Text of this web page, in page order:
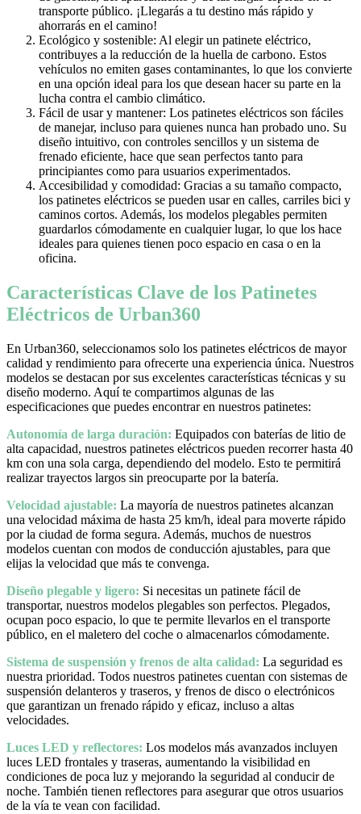
transporte público. ¡Llegarás a tu destino más rápido y
ahorrarás en el camino!
Ecológico y sostenible: Al elegir un patinete eléctrico,
contribuyes a la reducción de la huella de carbono. Estos
vehículos no emiten gases contaminantes, lo que los convierte
en una opción ideal para los que desean hacer su parte en la
lucha contra el cambio climático.
Fácil de usar y mantener: Los patinetes eléctricos son fáciles
de manejar, incluso para quienes nunca han probado uno. Su
diseño intuitivo, con controles sencillos y un sistema de
frenado eficiente, hace que sean perfectos tanto para
principiantes como para usuarios experimentados.
Accesibilidad y comodidad: Gracias a su tamaño compacto,
los patinetes eléctricos se pueden usar en calles, carriles bici y
caminos cortos. Además, los modelos plegables permiten
guardarlos cómodamente en cualquier lugar, lo que los hace
ideales para quienes tienen poco espacio en casa o en la
oficina.
Características Clave de los Patinetes
Eléctricos de Urban360
En Urban360, seleccionamos solo los patinetes eléctricos de mayor
calidad y rendimiento para ofrecerte una experiencia única. Nuestros
modelos se destacan por sus excelentes características técnicas y su
diseño moderno. Aquí te compartimos algunas de las
especificaciones que puedes encontrar en nuestros patinetes:
Autonomía de larga duración: Equipados con baterías de litio de
alta capacidad, nuestros patinetes eléctricos pueden recorrer hasta 40
km con una sola carga, dependiendo del modelo. Esto te permitirá
realizar trayectos largos sin preocuparte por la batería.
Velocidad ajustable: La mayoría de nuestros patinetes alcanzan
una velocidad máxima de hasta 25 km/h, ideal para moverte rápido
por la ciudad de forma segura. Además, muchos de nuestros
modelos cuentan con modos de conducción ajustables, para que
elijas la velocidad que más te convenga.
Diseño plegable y ligero: Si necesitas un patinete fácil de
transportar, nuestros modelos plegables son perfectos. Plegados,
ocupan poco espacio, lo que te permite llevarlos en el transporte
público, en el maletero del coche o almacenarlos cómodamente.
Sistema de suspensión y frenos de alta calidad: La seguridad es
nuestra prioridad. Todos nuestros patinetes cuentan con sistemas de
suspensión delanteros y traseros, y frenos de disco o electrónicos
que garantizan un frenado rápido y eficaz, incluso a altas
velocidades.
Luces LED y reflectores: Los modelos más avanzados incluyen
luces LED frontales y traseras, aumentando la visibilidad en
condiciones de poca luz y mejorando la seguridad al conducir de
noche. También tienen reflectores para asegurar que otros usuarios
de la vía te vean con facilidad.